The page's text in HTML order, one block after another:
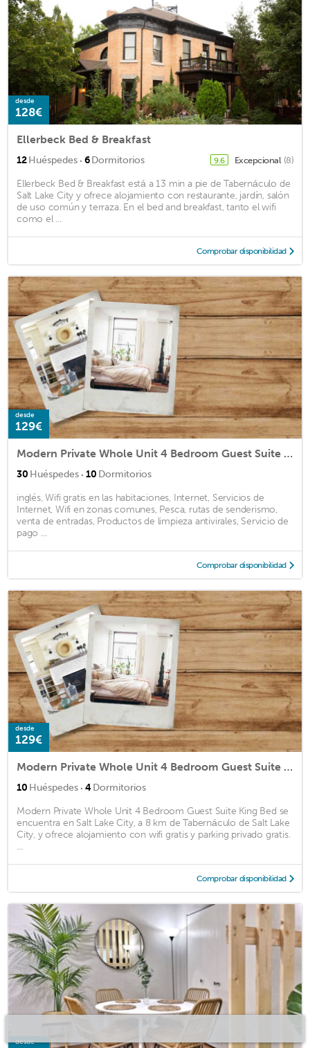
desde
128€
Ellerbeck Bed & Breakfast
12Huéspedes · 6Dormitorios 9.6 Excepcional (8)
Ellerbeck Bed & Breakfast está a 13 min a pie de Tabernáculo de
Salt Lake City y ofrece alojamiento con restaurante, jardín, salón
de uso común y terraza. En el bed and breakfast, tanto el wifi
como el ...
Comprobar disponibilidad
desde
129€
Modern Private Whole Unit 4 Bedroom Guest Suite King Bed
30 Huéspedes · 10 Dormitorios
inglés, Wifi gratis en las habitaciones, Internet, Servicios de
Internet, Wifi en zonas comunes, Pesca, rutas de senderismo,
venta de entradas, Productos de limpieza antivirales, Servicio de
pago ...
Comprobar disponibilidad
desde
129€
Modern Private Whole Unit 4 Bedroom Guest Suite King Bed
10 Huéspedes · 4Dormitorios
Modern Private Whole Unit 4 Bedroom Guest Suite King Bed se
encuentra en Salt Lake City, a 8 km de Tabernáculo de Salt Lake
City, y ofrece alojamiento con wifi gratis y parking privado gratis.
...
Comprobar disponibilidad
desde